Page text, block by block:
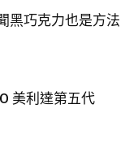
黑巧克力也是方法
美利達第五代